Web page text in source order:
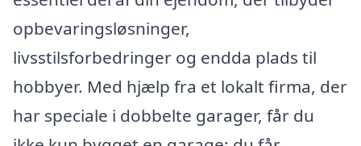
opbevaringsløsninger,
livsstilsforbedringer og endda plads til
hobbyer. Med hjælp fra et lokalt firma, der
har speciale i dobbelte garager, får du